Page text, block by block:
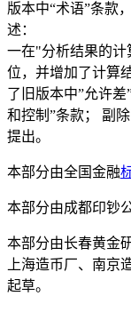
版本中“术语”条款
述：
一在"分析结果的计
位，并增加了计算
了旧版本中”允许
和控制”条款； 副
提出。
本部分由全国金融
本部分由成都印钞
本部分由长春黄金
上海造币厂、南京
起草。